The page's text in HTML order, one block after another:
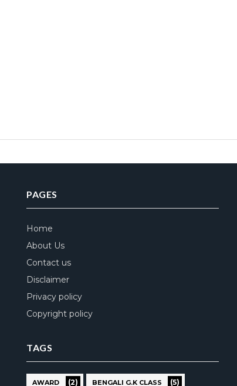
PAGES
Home
About Us
Contact us
Disclaimer
Privacy policy
Copyright policy
TAGS
AWARD (2) BENGALI G.K CLASS (5)